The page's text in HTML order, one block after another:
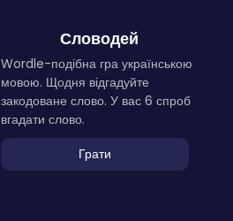
Словодей
Wordle-подібна гра українською
мовою. Щодня відгадуйте
закодоване слово. У вас 6 спроб
вгадати слово.
Грати